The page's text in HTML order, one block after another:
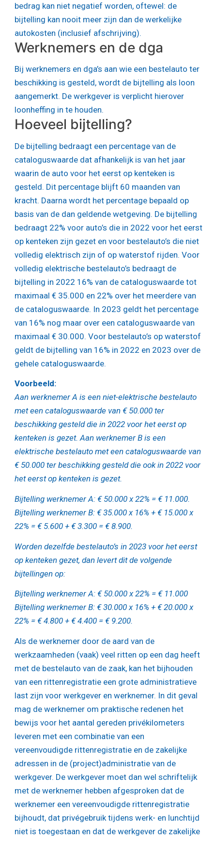
bedrag kan niet negatief worden, oftewel: de
bijtelling kan nooit meer zijn dan de werkelijke
autokosten (inclusief afschrijving).
Werknemers en de dga
Bij werknemers en dga’s aan wie een bestelauto ter
beschikking is gesteld, wordt de bijtelling als loon
aangemerkt. De werkgever is verplicht hierover
loonheffing in te houden.
Hoeveel bijtelling?
De bijtelling bedraagt een percentage van de
cataloguswaarde dat afhankelijk is van het jaar
waarin de auto voor het eerst op kenteken is
gesteld. Dit percentage blijft 60 maanden van
kracht. Daarna wordt het percentage bepaald op
basis van de dan geldende wetgeving. De bijtelling
bedraagt 22% voor auto’s die in 2022 voor het eerst
op kenteken zijn gezet en voor bestelauto’s die niet
volledig elektrisch zijn of op waterstof rijden. Voor
volledig elektrische bestelauto’s bedraagt de
bijtelling in 2022 16% van de cataloguswaarde tot
maximaal € 35.000 en 22% over het meerdere van
de cataloguswaarde. In 2023 geldt het percentage
van 16% nog maar over een cataloguswaarde van
maximaal € 30.000. Voor bestelauto’s op waterstof
geldt de bijtelling van 16% in 2022 en 2023 over de
gehele cataloguswaarde.
Voorbeeld:
Aan werknemer A is een niet-elektrische bestelauto
met een cataloguswaarde van € 50.000 ter
beschikking gesteld die in 2022 voor het eerst op
kenteken is gezet. Aan werknemer B is een
elektrische bestelauto met een cataloguswaarde van
€ 50.000 ter beschikking gesteld die ook in 2022 voor
het eerst op kenteken is gezet.
Bijtelling werknemer A: € 50.000 x 22% = € 11.000.
Bijtelling werknemer B: € 35.000 x 16% + € 15.000 x
22% = € 5.600 + € 3.300 = € 8.900.
Worden dezelfde bestelauto’s in 2023 voor het eerst
op kenteken gezet, dan levert dit de volgende
bijtellingen op:
Bijtelling werknemer A: € 50.000 x 22% = € 11.000
Bijtelling werknemer B: € 30.000 x 16% + € 20.000 x
22% = € 4.800 + € 4.400 = € 9.200.
Als de werknemer door de aard van de
werkzaamheden (vaak) veel ritten op een dag heeft
met de bestelauto van de zaak, kan het bijhouden
van een rittenregistratie een grote administratieve
last zijn voor werkgever en werknemer. In dit geval
mag de werknemer om praktische redenen het
bewijs voor het aantal gereden privékilometers
leveren met een combinatie van een
vereenvoudigde rittenregistratie en de zakelijke
adressen in de (project)administratie van de
werkgever. De werkgever moet dan wel schriftelijk
met de werknemer hebben afgesproken dat de
werknemer een vereenvoudigde rittenregistratie
bijhoudt, dat privégebruik tijdens werk- en lunchtijd
niet is toegestaan en dat de werkgever de zakelijke